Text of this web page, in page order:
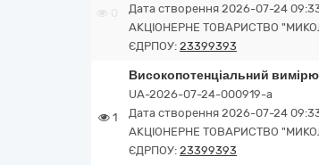
Дата створення 2026-07-24
АКЦІОНЕРНЕ ТОВАРИСТВО
ЄДРПОУ: 23399393
1
Високопотенціальний
UA-2026-07-24-000919-a
Дата створення 2026-07-24
АКЦІОНЕРНЕ ТОВАРИСТВО
ЄДРПОУ: 23399393